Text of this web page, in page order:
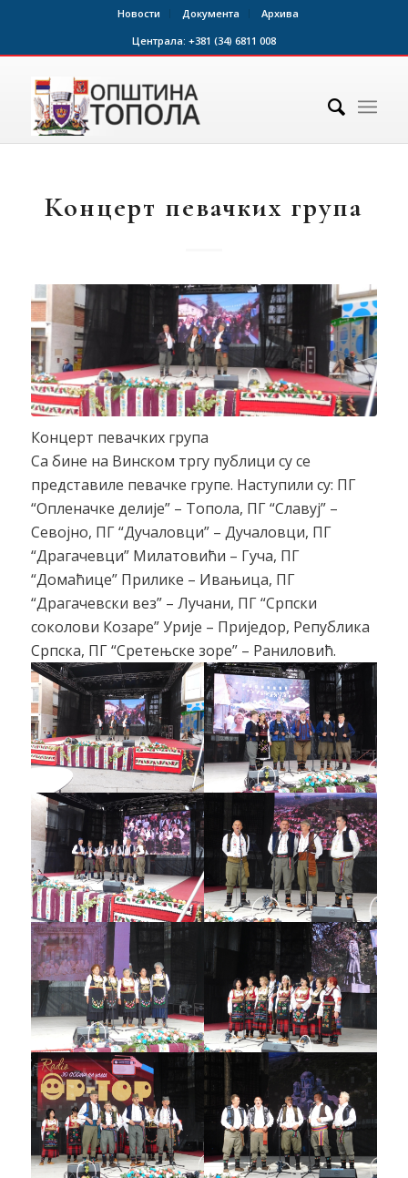
Новости Документа
Архива
Централа: +381 (34) 6811 008
Концерт певачких група
Концерт певачких група
Са бине на Винском тргу публици су се
представиле певачке групе. Наступили су: ПГ
“Опленачке делије” – Топола, ПГ “Славуј” –
Севојно, ПГ “Дучаловци” – Дучаловци, ПГ
“Драгачевци” Милатовићи – Гуча, ПГ
“Домаћице” Прилике – Ивањица, ПГ
“Драгачевски вез” – Лучани, ПГ “Српски
соколови Козаре” Урије – Приједор, Република
Српска, ПГ “Сретењске зоре” – Раниловић.